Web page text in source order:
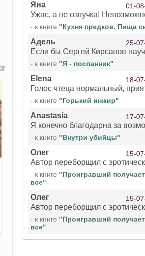
Яна 01-
- к книге "Кухня предков. Пища
Адель 25-
- к книге "Я - посланник"
Elena 18-
- к книге "Горький инжир"
Anastasia 17-
- к книге "Внутри убийцы"
Олег 15-
- к книге "Проигравший получает
все"
Олег 15-
- к книге "Проигравший получает
все"